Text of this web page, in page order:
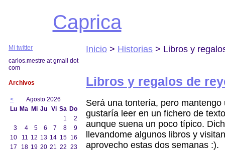
Caprica
Mi twitter
carlos.mestre at gmail dot
com
Archivos
<
Agosto 2026
Lu Ma Mi Ju Vi Sa Do
1
2
3
4 5 6 7 8
9
10
11 12 13 14 15 16
17
18 19 20 21 22 23
Inicio > Historias > Libros y
Libros y regalos de
Será una tontería, pero
gustaría leer en un fichero de
aunque suena un poco típico.
llevandome algunos libros y
aprovecho estas dos semanas :).